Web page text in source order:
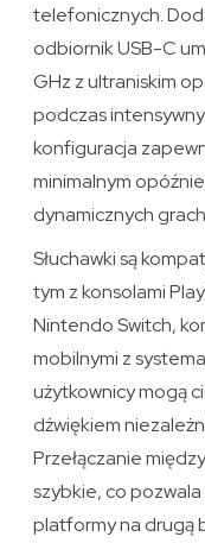
telefonicznych.
odbiornik USB-C
GHz z ultraniskim
podczas
konfiguracja
minimalnym
dynamicznych
Słuchawki są
tym z konsolami
Nintendo Switch,
mobilnymi z
użytkownicy mogą
dźwiękiem
Przełączanie
szybkie, co
platformy na drugą